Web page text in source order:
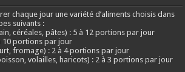
chaque jour une variété d’aliments choisis dans
suivants :
céréales, pâtes) : 5 à 12 portions par jour
10 portions par jour
fromage) : 2 à 4 portions par jour
volailles, haricots) : 2 à 3 portions par jour